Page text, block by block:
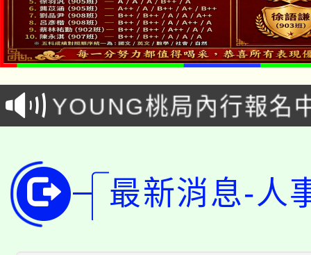
「本色祭」8/29、30在
場熱烈登場!
8/21下午1時於龍潭區
徵才活動。
YOUNG桃局內行報名
局官網。
8月14至27日，桃園電
開!
115年桃園市運動會8/
田徑場及游泳池舉行。
桃園市低收入戶享有免
最新消息-人